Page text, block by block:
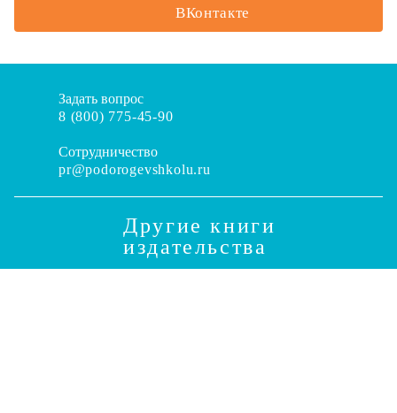
ВКонтакте
Задать вопрос
8 (800) 775-45-90
Сотрудничество
pr@podorogevshkolu.ru
Другие книги
издательства